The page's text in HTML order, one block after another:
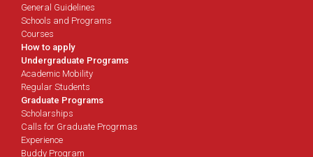
General Guidelines
Schools and Programs
Courses
How to apply
Undergraduate Programs
Academic Mobility
Regular Students
Graduate Programs
Scholarships
Calls for Graduate Progrmas
Experience
Buddy Program